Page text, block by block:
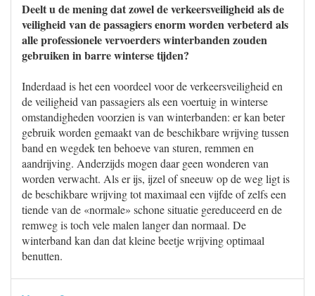
Deelt u de mening dat zowel de verkeersveiligheid als de
veiligheid van de passagiers enorm worden verbeterd als
alle professionele vervoerders winterbanden zouden
gebruiken in barre winterse tijden?
Inderdaad is het een voordeel voor de verkeersveiligheid en
de veiligheid van passagiers als een voertuig in winterse
omstandigheden voorzien is van winterbanden: er kan beter
gebruik worden gemaakt van de beschikbare wrijving tussen
band en wegdek ten behoeve van sturen, remmen en
aandrijving. Anderzijds mogen daar geen wonderen van
worden verwacht. Als er ijs, ijzel of sneeuw op de weg ligt is
de beschikbare wrijving tot maximaal een vijfde of zelfs een
tiende van de «normale» schone situatie gereduceerd en de
remweg is toch vele malen langer dan normaal. De
winterband kan dan dat kleine beetje wrijving optimaal
benutten.